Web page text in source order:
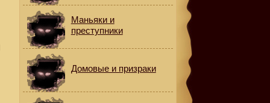
Маньяки и
преступники
Домовые и призраки